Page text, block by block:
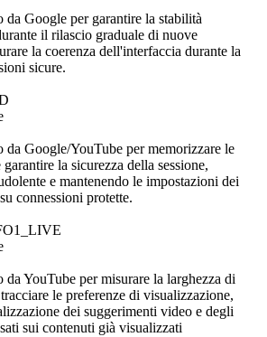
da Google per garantire la stabilità
il rilascio graduale di nuove
la coerenza dell'interfaccia durante la
sicure.
da Google/YouTube per memorizzare le
la sicurezza della sessione,
e mantenendo le impostazioni dei
connessioni protette.
da YouTube per misurare la larghezza di
le preferenze di visualizzazione,
dei suggerimenti video e degli
sui contenuti già visualizzati